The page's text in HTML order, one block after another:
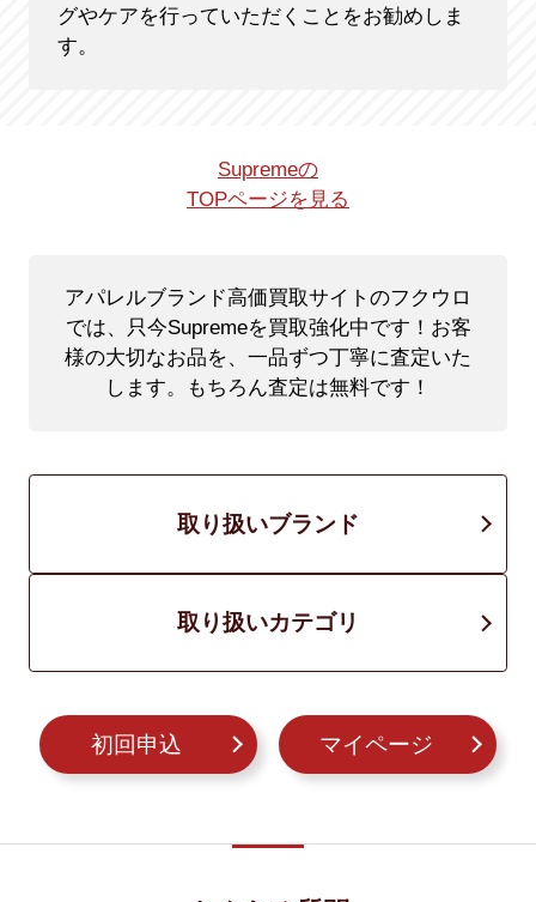
グやケアを行っていただくことをお勧めしま
す。
Supremeの
TOPページを見る
アパレルブランド高価買取サイトのフクウロ
では、只今Supremeを買取強化中です！ お客
様の大切なお品を、一品ずつ丁寧に査定いた
します。もちろん査定は無料です！
取り扱いブランド
取り扱いカテゴリ
初回申込 マイページ